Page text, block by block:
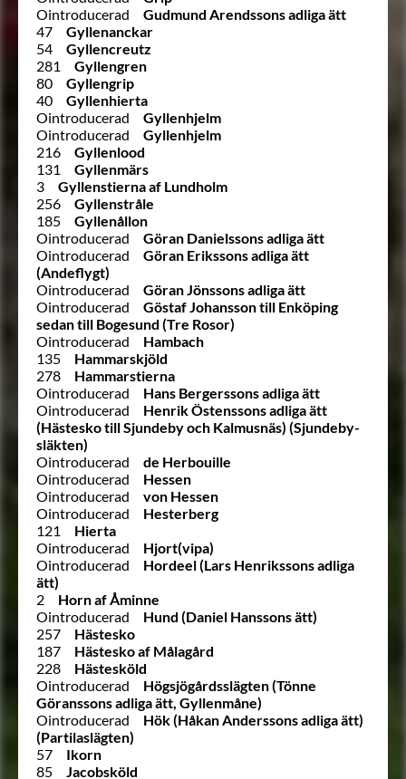
Ointroducerad
Gudmund Arendssons adliga ätt
47
Gyllenanckar
54
Gyllencreutz
281
Gyllengren
80
Gyllengrip
40
Gyllenhierta
Ointroducerad
Gyllenhjelm
Ointroducerad
Gyllenhjelm
216
Gyllenlood
131
Gyllenmärs
3
Gyllenstierna af Lundholm
256
Gyllenstråle
185
Gyllenållon
Ointroducerad
Göran Danielssons adliga ätt
Ointroducerad
Göran Erikssons adliga ätt
(Andeflygt)
Ointroducerad
Göran Jönssons adliga ätt
Ointroducerad
Göstaf Johansson till Enköping
sedan till Bogesund (Tre Rosor)
Ointroducerad
Hambach
135
Hammarskjöld
278
Hammarstierna
Ointroducerad
Hans Bergerssons adliga ätt
Ointroducerad
Henrik Östenssons adliga ätt
(Hästesko till Sjundeby och Kalmusnäs) (Sjundeby-
släkten)
Ointroducerad
de Herbouille
Ointroducerad
Hessen
Ointroducerad
von Hessen
Ointroducerad
Hesterberg
121
Hierta
Ointroducerad
Hjort(vipa)
Ointroducerad
Hordeel (Lars Henrikssons adliga
ätt)
2
Horn af Åminne
Ointroducerad
Hund (Daniel Hanssons ätt)
257
Hästesko
187
Hästesko af Målagård
228
Hästesköld
Ointroducerad
Högsjögårdsslägten (Tönne
Göranssons adliga ätt, Gyllenmåne)
Ointroducerad
Hök (Håkan Anderssons adliga ätt)
(Partilaslägten)
57
Ikorn
85
Jacobsköld